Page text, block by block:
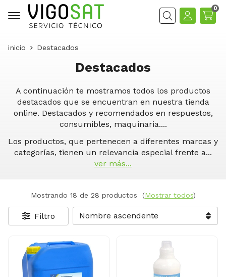
Buscar
0
inicio Destacados
Destacados
A continuación te mostramos todos los productos
destacados que se encuentran en nuestra tienda
online. Destacados y recomendados en respuestos,
consumibles, maquinaria....
Los productos, que pertenecen a diferentes marcas y
categorías, tienen un relevancia especial frente a...
ver más...
Mostrando 18 de 28 productos (Mostrar todos)
Filtro